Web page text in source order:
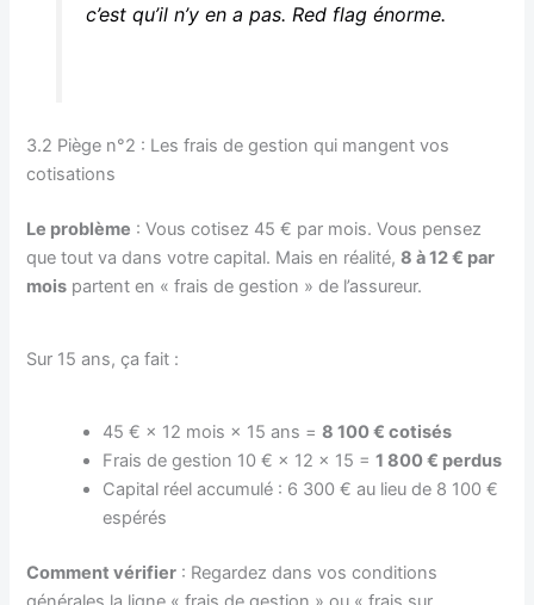
c’est qu’il n’y en a pas. Red flag énorme.
3.2 Piège n°2 : Les frais de gestion qui mangent vos
cotisations
Le problème : Vous cotisez 45 € par mois. Vous pensez
que tout va dans votre capital. Mais en réalité,8 à 12 € par
mois partent en « frais de gestion » de l’assureur.
Sur 15 ans, ça fait :
45 € × 12 mois × 15 ans =8 100 € cotisés
Frais de gestion 10 € × 12 × 15 =1 800 € perdus
Capital réel accumulé : 6 300 € au lieu de 8 100 €
espérés
Comment vérifier : Regardez dans vos conditions